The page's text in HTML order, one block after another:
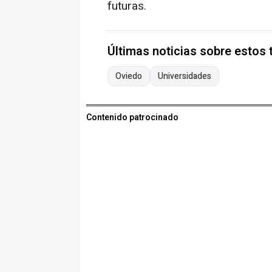
futuras.
Últimas noticias sobre estos
Oviedo Universidades
Contenido patrocinado